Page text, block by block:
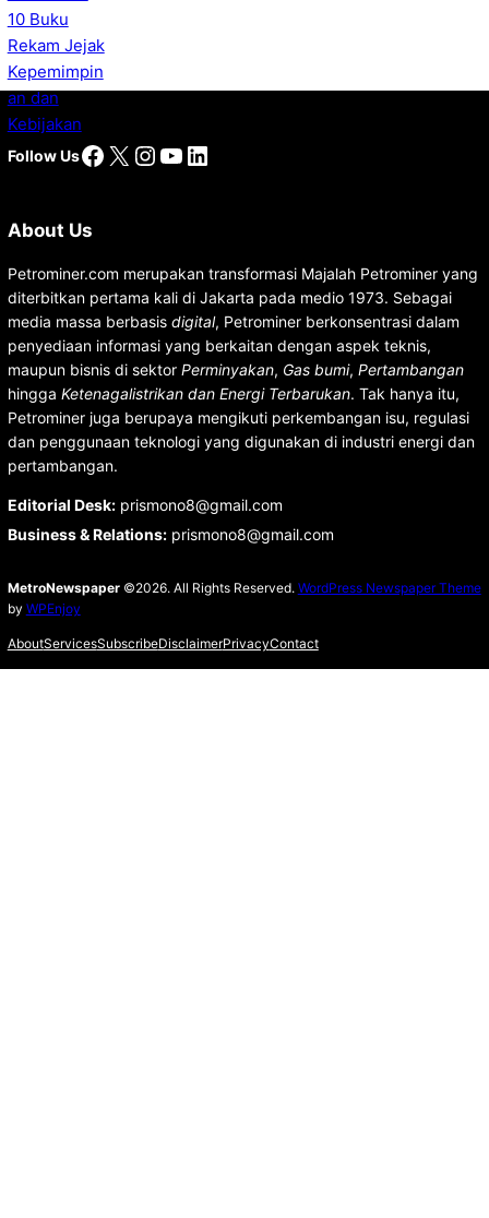
Follow UsFacebook
X Instagram
YouTube
LinkedIn
About Us
Petrominer.com merupakan transformasi Majalah Petrominer yang
diterbitkan pertama kali di Jakarta pada medio 1973. Sebagai
media massa berbasis digital, Petrominer berkonsentrasi dalam
penyediaan informasi yang berkaitan dengan aspek teknis,
maupun bisnis di sektor Perminyakan, Gas bumi, Pertambangan
hingga Ketenagalistrikan dan Energi Terbarukan. Tak hanya itu,
Petrominer juga berupaya mengikuti perkembangan isu, regulasi
dan penggunaan teknologi yang digunakan di industri energi dan
pertambangan.
Editorial Desk:prismono8@gmail.com
Business & Relations:prismono8@gmail.com
MetroNewspaper©2026. All Rights Reserved. WordPress Newspaper Theme
by WPEnjoy
AboutServicesSubscribeDisclaimerPrivacyContact